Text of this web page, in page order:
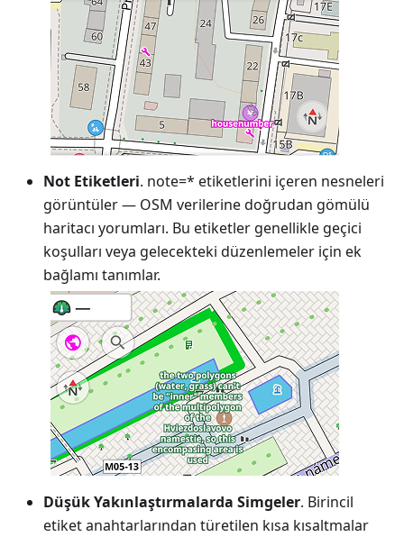
Not Etiketleri. note=* etiketlerini içeren nesneleri
görüntüler — OSM verilerine doğrudan gömülü
haritacı yorumları. Bu etiketler genellikle geçici
koşulları veya gelecekteki düzenlemeler için ek
bağlamı tanımlar.
Düşük Yakınlaştırmalarda Simgeler. Birincil
etiket anahtarlarından türetilen kısa kısaltmalar